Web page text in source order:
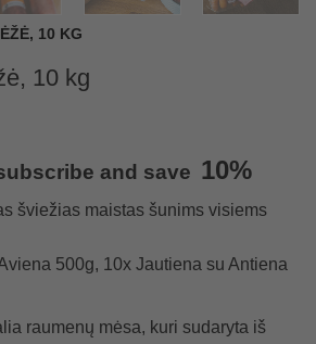
10 KG
10 kg
and save 10%
šviežias maistas šunims visiems
500g, 10x Jautiena su Antiena
raumenų mėsa, kuri sudaryta iš